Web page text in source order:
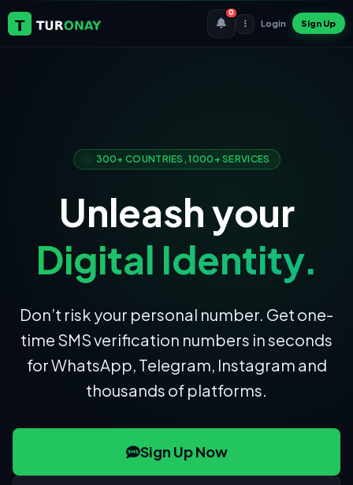
0
Login Sign Up
300+ COUNTRIES, 1000+ SERVICES
Unleash your
Digital Identity.
Don’t risk your personal number. Get one-
time SMS verification numbers in seconds
for WhatsApp, Telegram, Instagram and
thousands of platforms.
Sign Up Now